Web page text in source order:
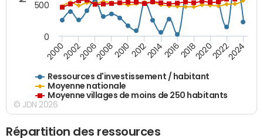
Ressources d'investissement / habitant
Moyenne nationale
Moyenne villages de moins de 250 habitants
200020022006200820102012201420162018202020222024
0
500
© JDN 2026
Répartition des ressources